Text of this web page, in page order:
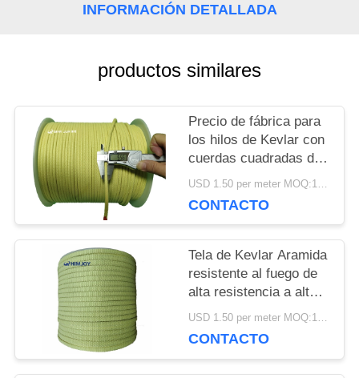
SOLICITAR
UNA
COTIZACIÓN
MAPA
SITIO
PRIVACY
INFORMACIÓN DETALLADA
productos similares
Precio de fábrica para
los hilos de Kevlar con
cuerdas cuadradas de
aramida 5.5*5.5mm
USD 1.50 per meter MOQ:1 ROLLO 250meters
CONTACTO
Tela de Kevlar Aramida
resistente al fuego de
alta resistencia a altas
temperaturas
USD 1.50 per meter MOQ:1 ROLLO 250meters
CONTACTO